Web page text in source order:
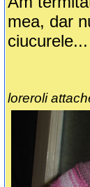
mea, dar
ciucurele...
loreroli